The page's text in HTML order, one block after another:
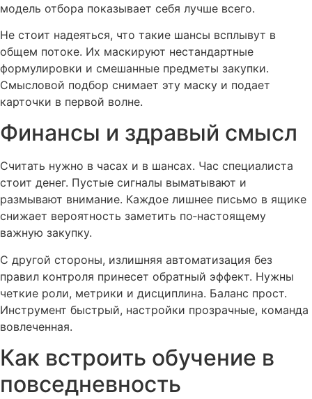
модель отбора показывает себя лучше всего.
Не стоит надеяться, что такие шансы всплывут в
общем потоке. Их маскируют нестандартные
формулировки и смешанные предметы закупки.
Смысловой подбор снимает эту маску и подает
карточки в первой волне.
Финансы и здравый смысл
Считать нужно в часах и в шансах. Час специалиста
стоит денег. Пустые сигналы выматывают и
размывают внимание. Каждое лишнее письмо в ящике
снижает вероятность заметить по‑настоящему
важную закупку.
С другой стороны, излишняя автоматизация без
правил контроля принесет обратный эффект. Нужны
четкие роли, метрики и дисциплина. Баланс прост.
Инструмент быстрый, настройки прозрачные, команда
вовлеченная.
Как встроить обучение в
повседневность